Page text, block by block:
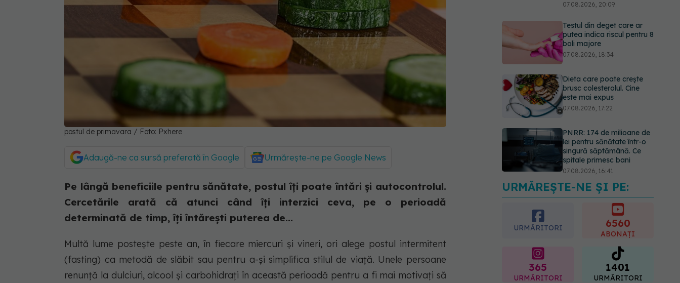
postul de primavara / Foto: Pxhere
Adaugă-ne ca sursă preferată în Google Urmărește-ne pe Google News
Pe lângă beneficiile pentru sănătate, postul îţi poate întări şi autocontrolul.
Cercetările arată că atunci când îţi interzici ceva, pe o perioadă
determinată de timp, îţi întăreşti puterea de...
Multă lume posteşte peste an, în fiecare miercuri şi vineri, ori alege postul intermitent
(fasting) ca metodă de slăbit sau pentru a-şi simplifica stilul de viaţă. Unele persoane
renunţă la dulciuri, alcool şi carbohidraţi în această perioadă pentru a fi mai motivaţi să
07.08.2026, 20:09
Testul din deget care ar
putea indica riscul pentru 8
boli majore
07.08.2026, 18:34
Dieta care poate crește
brusc colesterolul. Cine
este mai expus
07.08.2026, 17:22
PNRR: 174 de milioane de
lei pentru sănătate într-o
singură săptămână. Ce
spitale primesc bani
07.08.2026, 16:41
Ce spune culoarea ta
preferată despre vârsta
pe care o ai. Care este
"codul cromatic" al
URMĂREȘTE-NE ȘI PE:
URMĂRITORI 6560
ABONAȚI
365
URMĂRITORI
1401
URMĂRITORI